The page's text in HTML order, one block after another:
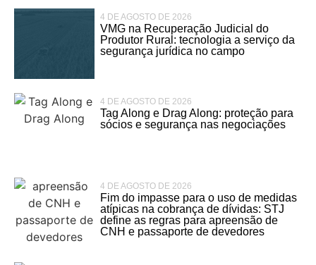
4 DE AGOSTO DE 2026
VMG na Recuperação Judicial do
Produtor Rural: tecnologia a serviço da
segurança jurídica no campo
4 DE AGOSTO DE 2026
Tag Along e Drag Along: proteção para
sócios e segurança nas negociações
4 DE AGOSTO DE 2026
Fim do impasse para o uso de medidas
atípicas na cobrança de dívidas: STJ
define as regras para apreensão de
CNH e passaporte de devedores